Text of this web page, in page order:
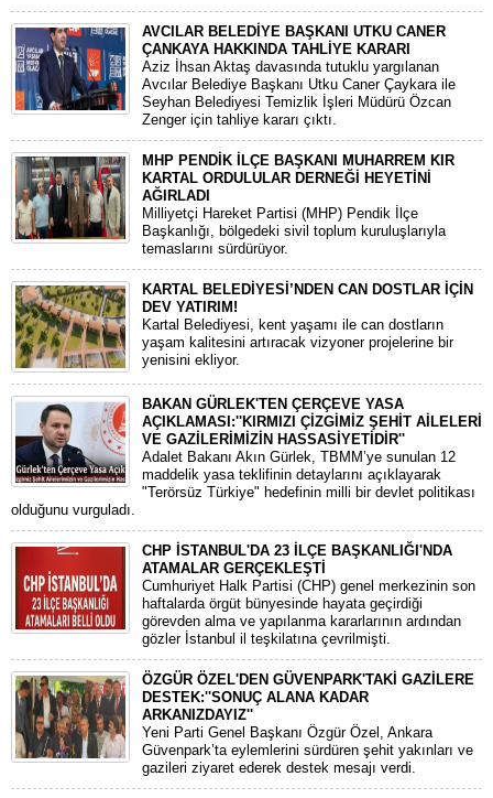
AVCILAR BELEDİYE BAŞKANI UTKU CANER
ÇANKAYA HAKKINDA TAHLİYE KARARI
​Aziz İhsan Aktaş davasında tutuklu yargılanan
Avcılar Belediye Başkanı Utku Caner Çaykara ile
Seyhan Belediyesi Temizlik İşleri Müdürü Özcan
Zenger için tahliye kararı çıktı.
MHP PENDİK İLÇE BAŞKANI MUHARREM KIR
KARTAL ORDULULAR DERNEĞİ HEYETİNİ
AĞIRLADI
​Milliyetçi Hareket Partisi (MHP) Pendik İlçe
Başkanlığı, bölgedeki sivil toplum kuruluşlarıyla
temaslarını sürdürüyor.
KARTAL BELEDİYESİ’NDEN CAN DOSTLAR İÇİN
DEV YATIRIM!
Kartal Belediyesi, kent yaşamı ile can dostların
yaşam kalitesini artıracak vizyoner projelerine bir
yenisini ekliyor.
BAKAN GÜRLEK'TEN ÇERÇEVE YASA
AÇIKLAMASI:''KIRMIZI ÇİZGİMİZ ŞEHİT AİLELERİ
VE GAZİLERİMİZİN HASSASİYETİDİR''
Adalet Bakanı Akın Gürlek, TBMM’ye sunulan 12
maddelik yasa teklifinin detaylarını açıklayarak
"Terörsüz Türkiye" hedefinin milli bir devlet politikası
olduğunu vurguladı.
CHP İSTANBUL'DA 23 İLÇE BAŞKANLIĞI'NDA
ATAMALAR GERÇEKLEŞTİ
​Cumhuriyet Halk Partisi (CHP) genel merkezinin son
haftalarda örgüt bünyesinde hayata geçirdiği
görevden alma ve yapılanma kararlarının ardından
gözler İstanbul il teşkilatına çevrilmişti.
ÖZGÜR ÖZEL'DEN GÜVENPARK'TAKİ GAZİLERE
DESTEK:''SONUÇ ALANA KADAR
ARKANIZDAYIZ''
​Yeni Parti Genel Başkanı Özgür Özel, Ankara
Güvenpark’ta eylemlerini sürdüren şehit yakınları ve
gazileri ziyaret ederek destek mesajı verdi.